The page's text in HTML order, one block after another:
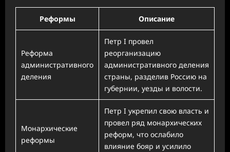
Реформы Описание
Реформа
административного
деления
Петр I провел
реорганизацию
административного деления
страны, разделив Россию на
губернии, уезды и волости.
Монархические
реформы
Петр I укрепил свою власть и
провел ряд монархических
реформ, что ослабило
влияние бояр и усилило